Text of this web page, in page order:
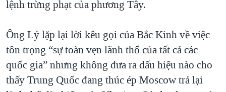
lệnh trừng phạt của phương Tây.
Ông Lý lặp lại lời kêu gọi của Bắc Kinh về việc
tôn trọng “sự toàn vẹn lãnh thổ của tất cả các
quốc gia” nhưng không đưa ra dấu hiệu nào cho
thấy Trung Quốc đang thúc ép Moscow trả lại